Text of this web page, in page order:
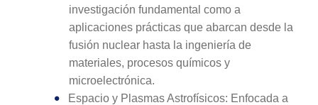
investigación fundamental como a
aplicaciones prácticas que abarcan desde la
fusión nuclear hasta la ingeniería de
materiales, procesos químicos y
microelectrónica.
Espacio y Plasmas Astrofísicos: Enfocada a